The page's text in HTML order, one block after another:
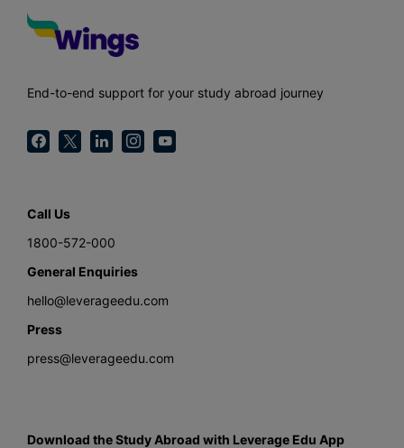
End-to-end support for your study abroad journey
Call Us
1800-572-000
General Enquiries
hello@leverageedu.com
Press
press@leverageedu.com
Download the Study Abroad with Leverage Edu App